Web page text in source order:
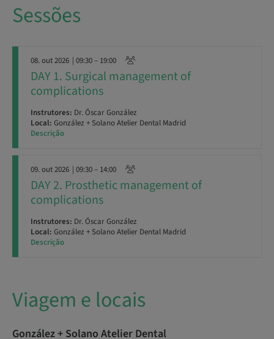
Sessões
08. out 2026 | 09:30 – 19:00
DAY 1. Surgical management of
complications
Instrutores: Dr. Óscar González
Local: González + Solano Atelier Dental Madrid
Descrição
09. out 2026 | 09:30 – 14:00
DAY 2. Prosthetic management of
complications
Instrutores: Dr. Óscar González
Local: González + Solano Atelier Dental Madrid
Descrição
Viagem e locais
González + Solano Atelier Dental